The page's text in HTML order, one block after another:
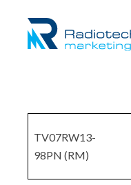
TV07RW13-
98PN (RM)